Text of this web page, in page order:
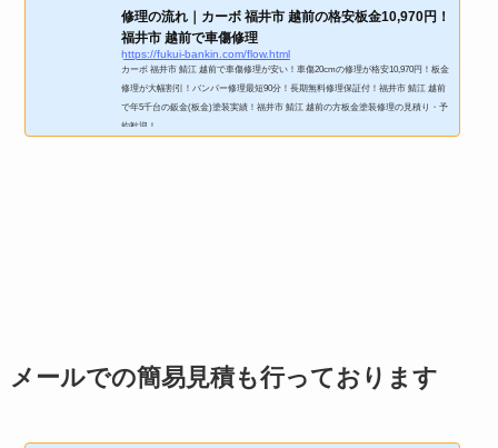
修理の流れ｜カーボ 福井市 越前の格安板金10,970円！
福井市 越前で車傷修理
https://fukui-bankin.com/flow.html
カーボ 福井市 鯖江 越前で車傷修理が安い！車傷20cmの修理が格安10,970円！板金
修理が大幅割引！バンパー修理最短90分！長期無料修理保証付！福井市 鯖江 越前
で年5千台の鈑金(板金)塗装実績！福井市 鯖江 越前の方板金塗装修理の見積り・予
約歓迎！
メールでの簡易見積も行っております